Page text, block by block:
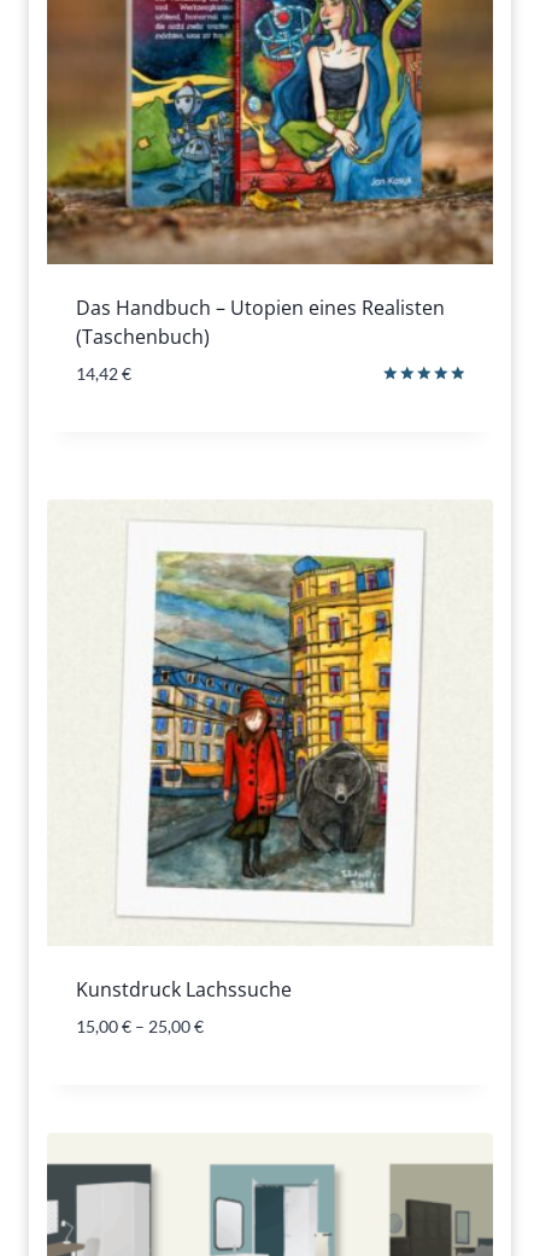
Das Handbuch – Utopien eines Realisten
(Taschenbuch)
14,42€
Kunstdruck Lachssuche
15,00€ – 25,00€